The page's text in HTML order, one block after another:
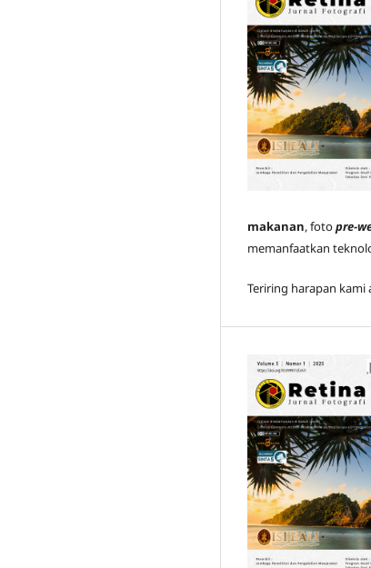
makanan, fotopre-
memanfaatkan
Teriring harapan